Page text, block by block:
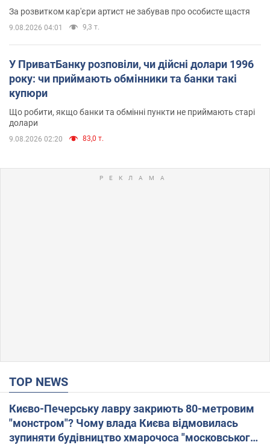
За розвитком кар'єри артист не забував про особисте щастя
9.08.2026 04:01 9,3 т.
У ПриватБанку розповіли, чи дійсні долари 1996
року: чи приймають обмінники та банки такі
купюри
Що робити, якщо банки та обмінні пункти не приймають старі
долари
9.08.2026 02:20 83,0 т.
TOP NEWS
Києво-Печерську лавру закриють 80-метровим
"монстром"? Чому влада Києва відмовилась
зупиняти будівництво хмарочоса "московського